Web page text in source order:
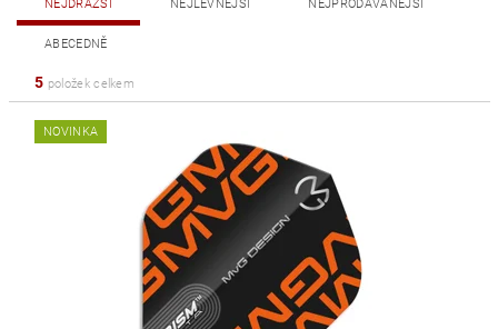
NEJDRAŽŠÍ NEJLEVNĚJŠÍ NEJPRODÁVANĚJŠÍ
ABECEDNĚ
5 položek celkem
NOVINKA